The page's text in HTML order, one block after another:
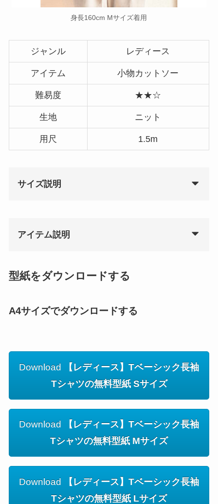
身長160cm Mサイズ着用
ジャンル レディース
アイテム 小物カットソー
難易度 ★★☆
生地 ニット
用尺 1.5m
サイズ説明
アイテム説明
型紙をダウンロードする
A4サイズでダウンロードする
Download
【レディース】Tベーシック長袖
Tシャツの無料型紙 Sサイズ
Download
【レディース】Tベーシック長袖
Tシャツの無料型紙 Mサイズ
Download
【レディース】Tベーシック長袖
Tシャツの無料型紙 Lサイズ